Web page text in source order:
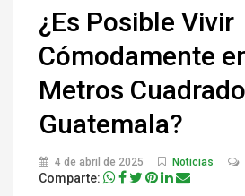
¿Es Posible Vivir
Cómodamente
Metros
Guatemala?
4 de abril de 2025 Noticias
Comparte: